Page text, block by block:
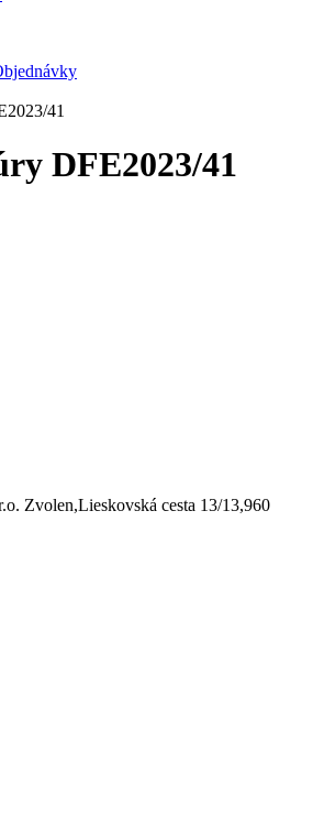
41
DFE2023/41
Zvolen,Lieskovská cesta 13/13,960